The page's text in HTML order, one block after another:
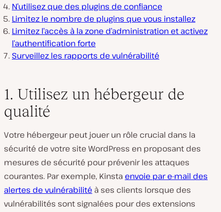
N’utilisez que des plugins de confiance
Limitez le nombre de plugins que vous installez
Limitez l’accès à la zone d’administration et activez
l’authentification forte
Surveillez les rapports de vulnérabilité
1. Utilisez un hébergeur de
qualité
Votre hébergeur peut jouer un rôle crucial dans la
sécurité de votre site WordPress en proposant des
mesures de sécurité pour prévenir les attaques
courantes. Par exemple, Kinsta envoie par e-mail des
alertes de vulnérabilité à ses clients lorsque des
vulnérabilités sont signalées pour des extensions